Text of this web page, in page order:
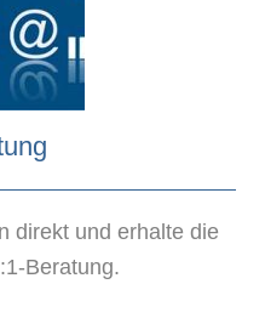
direkt und erhalte die
Beratung.